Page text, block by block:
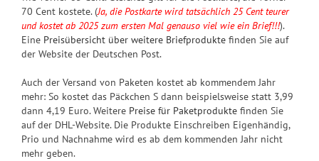
70 Cent kostete. (Ja, diePostkarte wird tatsächlich 25 Cent teurer
und kostet ab 2025 zum ersten Mal genauso viel wie ein Brief!!!).
Eine Preisübersicht über weitere Briefprodukte finden Sie auf
der Website der Deutschen Post.
Auch der Versand von Paketen kostet ab kommendem Jahr
mehr: So kostet das Päckchen S dann beispielsweise statt 3,99
dann 4,19 Euro. Weitere Preise für Paketprodukte finden Sie
auf der DHL-Website. Die Produkte Einschreiben Eigenhändig,
Prio und Nachnahme wird es ab dem kommenden Jahr nicht
mehr geben.